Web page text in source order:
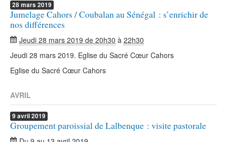
28mars 2019
Jumelage Cahors / Coubalan au Sénégal : s’enrichir de
nos différences
Jeudi 28 mars 2019 de 20h30 à 22h30
Jeudi 28 mars 2019. Eglise du Sacré Cœur Cahors
Eglise du Sacré Cœur Cahors
AVRIL
9 avril2019
Groupement paroissial de Lalbenque : visite pastorale